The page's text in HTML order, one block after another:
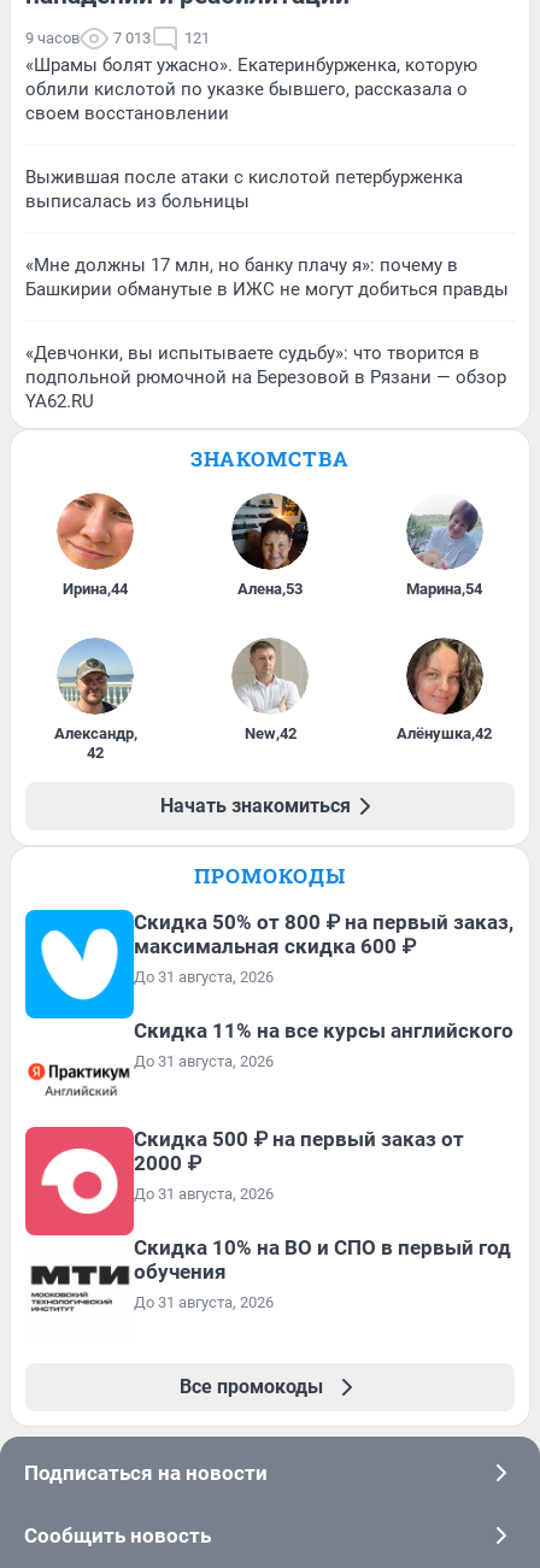
9 часов 7 013 121
«Шрамы болят ужасно». Екатеринбурженка, которую
облили кислотой по указке бывшего, рассказала о
своем восстановлении
Выжившая после атаки с кислотой петербурженка
выписалась из больницы
«Мне должны 17 млн, но банку плачу я»: почему в
Башкирии обманутые в ИЖС не могут добиться правды
«Девчонки, вы испытываете судьбу»: что творится в
подпольной рюмочной на Березовой в Рязани — обзор
YA62.RU
ЗНАКОМСТВА
Ирина,44 Алена,53 Марина,54
Александр,
42
New,42 Алёнушка,42
Начать знакомиться
ПРОМОКОДЫ
Скидка 50% от 800 ₽ на первый заказ,
максимальная скидка 600 ₽
До 31 августа, 2026
Скидка 11% на все курсы английского
До 31 августа, 2026
Скидка 500 ₽ на первый заказ от
2000 ₽
До 31 августа, 2026
Скидка 10% на ВО и СПО в первый год
обучения
До 31 августа, 2026
Все промокоды
Подписаться на новости
Сообщить новость